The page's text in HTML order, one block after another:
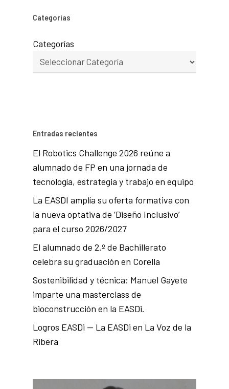
Categorías
Categorías
Entradas recientes
El Robotics Challenge 2026 reúne a
alumnado de FP en una jornada de
tecnología, estrategia y trabajo en equipo
La EASDI amplía su oferta formativa con
la nueva optativa de ‘Diseño Inclusivo’
para el curso 2026/2027
El alumnado de 2.º de Bachillerato
celebra su graduación en Corella
Sostenibilidad y técnica: Manuel Gayete
imparte una masterclass de
bioconstrucción en la EASDi.
Logros EASDi — La EASDi en La Voz de la
Ribera